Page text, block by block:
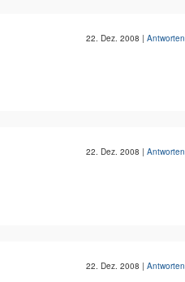
22. Dez. 2008 | Antworten
22. Dez. 2008 | Antworten
22. Dez. 2008 | Antworten